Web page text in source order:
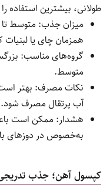
انواع مکمل‌ها و
کدام
مکمل‌های آهن در شکل‌ها و
نیازهای متنوع افراد را
سن، وضعیت سلامتی،
ادامه، انواع رایج مکمل
قرص آهن کلاسیک؛ انتخاب